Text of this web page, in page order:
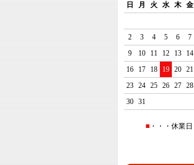
日
月 火 水 木 金
2
3 4 5 6 7
9
10 11 12 13 14
16
17 18 19 20 21
23 24 25 26 27 28
30 31
■ ・・・休業日